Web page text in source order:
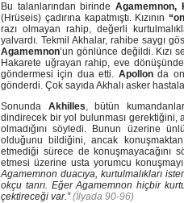
Bu talanlarından birinde Agamemnon,
(Hrüseis) çadırına kapatmıştı. Kızının
razı olmayan rahip, değerli
yalvardı. Tekmil Akhalar, rahibe saygı
Agamemnon’un gönlünce değildi. Kızı
Hakarete uğrayan rahip, eve
göndermesi için dua etti. Apollonda
gönderdi. Çok sayıda Akhalı asker
Sonunda Akhilles, bütün
dindirecek bir yol bulunması gerektiğini,
olmadığını söyledi. Bunun üzerine
olduğunu bildiğini, ancak
etmediği sürece de konuşmayacağını
etmesi üzerine usta yorumcu
Agamemnon duacıya, kurtulmalıkları
okçu tanrı. Eğer Agamemnon hiçbir
çektireceği var.”(İlyada 90-96)